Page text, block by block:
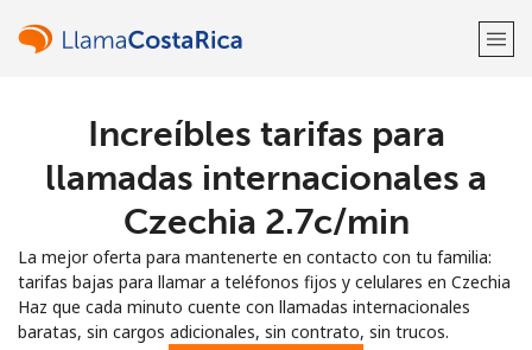
¡Bienvenido!
Regístrate con
Increíbles tarifas para
llamadas internacionales a
Czechia ⁦2.7c⁩/min
La mejor oferta para mantenerte en contacto con tu familia:
tarifas bajas para llamar a teléfonos fijos y celulares en Czechia
Haz que cada minuto cuente con llamadas internacionales
baratas, sin cargos adicionales, sin contrato, sin trucos.